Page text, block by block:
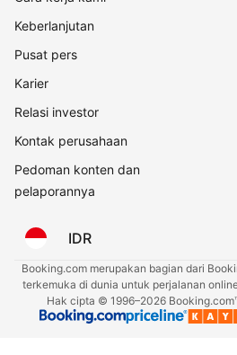
Keberlanjutan
Pusat pers
Karier
Relasi investor
Kontak perusahaan
Pedoman konten dan
pelaporannya
IDR
Booking.com merupakan bagian dari
terkemuka di dunia untuk perjalanan
Hak cipta © 1996–2026